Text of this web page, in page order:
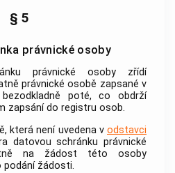
§ 5
právnické osoby
právnické osoby zřídí
právnické osobě zapsané v
poté, co obdrží
zapsání do registru osob.
která není uvedena v odstavci
datovou schránku právnické
na žádost této osoby
podání žádosti.